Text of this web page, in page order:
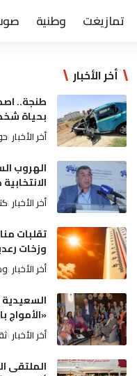
تمازيغت وطنية
أخر الأخبار
طنجة..
بحياة
أخر الأخبار
الهروب
أخر الأخبار
تقلبات
وزخات
أخر الأخبار
«الأمواج
أخر الأخبار
الملتقى